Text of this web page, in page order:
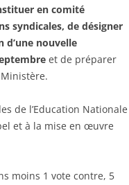
en comité
syndicales, de désigner
d’une nouvelle
et de préparer
de l’Education Nationale
et à la mise en œuvre
moins 1 vote contre, 5